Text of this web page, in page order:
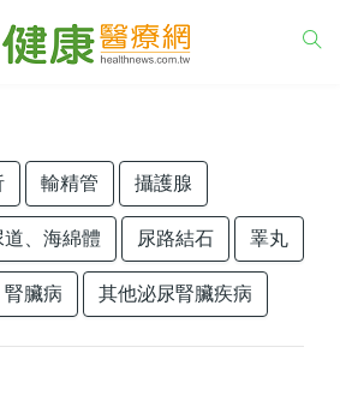
輸精管 攝護腺
道、海綿體 尿路結石 睪丸
臟病 其他泌尿腎臟疾病